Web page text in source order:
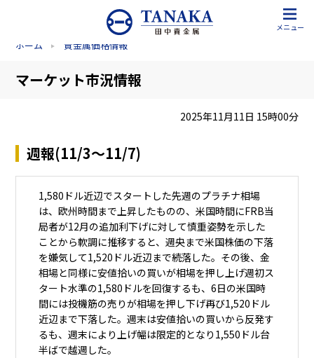
メニュー
ホーム 貴金属価格情報
マーケット市況情報
2025年11月11日 15時00分
週報(11/3～11/7)
1,580ドル近辺でスタートした先週のプラチナ相場
は、欧州時間まで上昇したものの、米国時間にFRB当
局者が12月の追加利下げに対して慎重姿勢を示した
ことから軟調に推移すると、週央まで米国株価の下落
を嫌気して1,520ドル近辺まで続落した。その後、金
相場と同様に安値拾いの買いが相場を押し上げ週初ス
タート水準の1,580ドルを回復するも、6日の米国時
間には投機筋の売りが相場を押し下げ再び1,520ドル
近辺まで下落した。週末は安値拾いの買いから反発す
るも、週末により上げ幅は限定的となり1,550ドル台
半ばで越週した。